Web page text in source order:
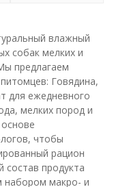
влажный
собак мелких и
предлагаем
Говядина,
для ежедневного
мелких пород и
чтобы
рацион
состав продукта
набором макро- и